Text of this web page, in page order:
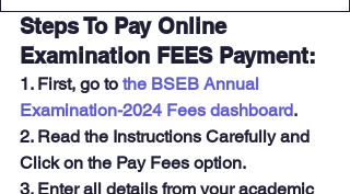
Steps To Pay Online
Examination FEES Payment:
1. First, go to the BSEB Annual
Examination-2024 Fees dashboard.
2. Read the Instructions Carefully and
Click on the Pay Fees option.
3. Enter all details from your academic